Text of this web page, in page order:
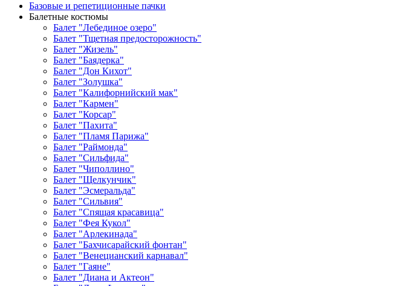
Базовые и репетиционные пачки
Балетные костюмы
Балет "Лебединое озеро"
Балет "Тщетная предосторожность"
Балет "Жизель"
Балет "Баядерка"
Балет "Дон Кихот"
Балет "Золушка"
Балет "Калифорнийский мак"
Балет "Кармен"
Балет "Корсар"
Балет "Пахита"
Балет "Пламя Парижа"
Балет "Раймонда"
Балет "Сильфида"
Балет "Чиполлино"
Балет "Щелкунчик"
Балет "Эсмеральда"
Балет "Сильвия"
Балет "Спящая красавица"
Балет "Фея Кукол"
Балет "Арлекинада"
Балет "Бахчисарайский фонтан"
Балет "Венецианский карнавал"
Балет "Гаяне"
Балет "Диана и Актеон"